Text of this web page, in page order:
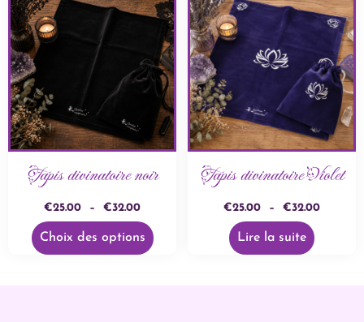
Tapis divinatoire noir
€25.00 – €32.00
Choix des options
Tapis divinatoire Violet
€25.00 – €32.00
Lire la suite